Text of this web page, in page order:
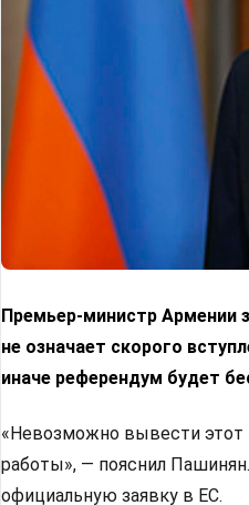
Премьер-министр Армении
не означает скорого
иначе референдум будет
«Невозможно вывести этот
работы», — пояснил
официальную заявку в ЕС.